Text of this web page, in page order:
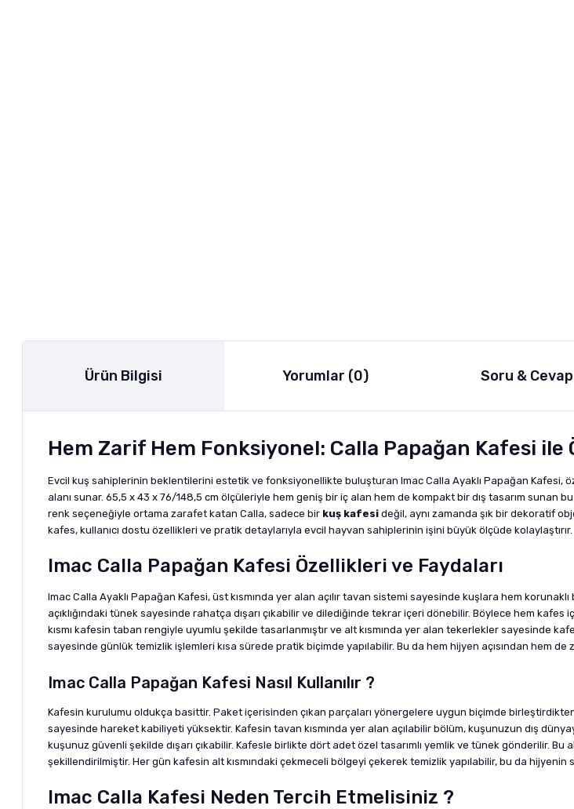
Ürün Bilgisi Yorumlar (0) Soru & Cevap
Hem Zarif Hem Fonksiyonel: Calla Papağan Kafesi
Evcil kuş sahiplerinin beklentilerini estetik ve fonksiyonellikte buluşturan Imac Calla Ayaklı Papağan Kafesi,
alanı sunar. 65,5 x 43 x 76/148,5 cm ölçüleriyle hem geniş bir iç alan hem de kompakt bir dış tasarım
renk seçeneğiyle ortama zarafet katan Calla, sadece bir kuş kafesi değil, aynı zamanda şık bir dekoratif
kafes, kullanıcı dostu özellikleri ve pratik detaylarıyla evcil hayvan sahiplerinin işini büyük ölçüde kolaylaştırır.
Imac Calla Papağan Kafesi Özellikleri ve Faydaları
Imac Calla Ayaklı Papağan Kafesi, üst kısmında yer alan açılır tavan sistemi sayesinde kuşlara hem
açıklığındaki tünek sayesinde rahatça dışarı çıkabilir ve dilediğinde tekrar içeri dönebilir. Böylece hem
kısmı kafesin taban rengiyle uyumlu şekilde tasarlanmıştır ve alt kısmında yer alan tekerlekler sayesinde
sayesinde günlük temizlik işlemleri kısa sürede pratik biçimde yapılabilir. Bu da hem hijyen açısından hem de
Imac Calla Papağan Kafesi Nasıl Kullanılır ?
Kafesin kurulumu oldukça basittir. Paket içerisinden çıkan parçaları yönergelere uygun biçimde
sayesinde hareket kabiliyeti yüksektir. Kafesin tavan kısmında yer alan açılabilir bölüm, kuşunuzun dış
kuşunuz güvenli şekilde dışarı çıkabilir. Kafesle birlikte dört adet özel tasarımlı yemlik ve tünek gönderilir.
şekillendirilmiştir. Her gün kafesin alt kısmındaki çekmeceli bölgeyi çekerek temizlik yapılabilir, bu da hijyenin
Imac Calla Kafesi Neden Tercih Etmelisiniz ?